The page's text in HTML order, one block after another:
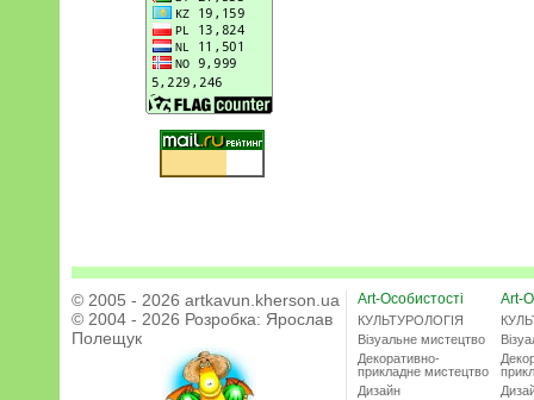
© 2005 - 2026 artkavun.kherson.ua
© 2004 - 2026 Розробка: Ярослав
Полещук
Art-Особистості
КУЛЬТУРОЛОГІЯ
Візуальне мистецтво
Декоративно-
прикладне мистецтво
Дизайн
Art-